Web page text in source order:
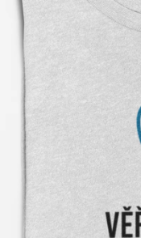
Oblečení
Přihlášení